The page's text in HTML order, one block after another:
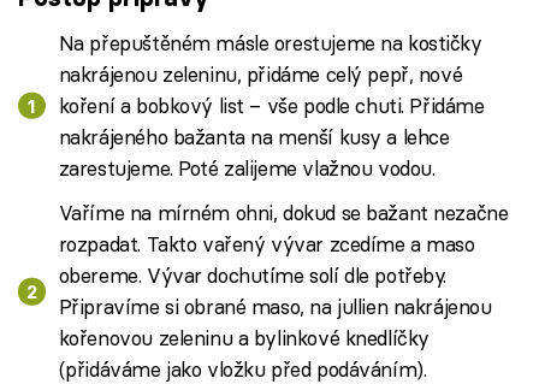
Na přepuštěném másle orestujeme na kostičky
nakrájenou zeleninu, přidáme celý pepř, nové
koření a bobkový list – vše podle chuti. Přidáme
nakrájeného bažanta na menší kusy a lehce
zarestujeme. Poté zalijeme vlažnou vodou.
Vaříme na mírném ohni, dokud se bažant nezačne
rozpadat. Takto vařený vývar zcedíme a maso
obereme. Vývar dochutíme solí dle potřeby.
Připravíme si obrané maso, na jullien nakrájenou
kořenovou zeleninu a bylinkové knedlíčky
(přidáváme jako vložku před podáváním).